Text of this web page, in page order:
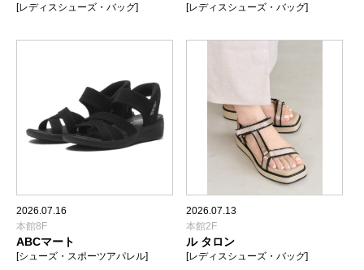
[レディスシューズ・バッグ] [レディスシューズ・バッグ]
2026.07.16
本館8F
ABCマート
[シューズ・スポーツアパレル]
2026.07.13
本館2F
ル タロン
[レディスシューズ・バッグ]